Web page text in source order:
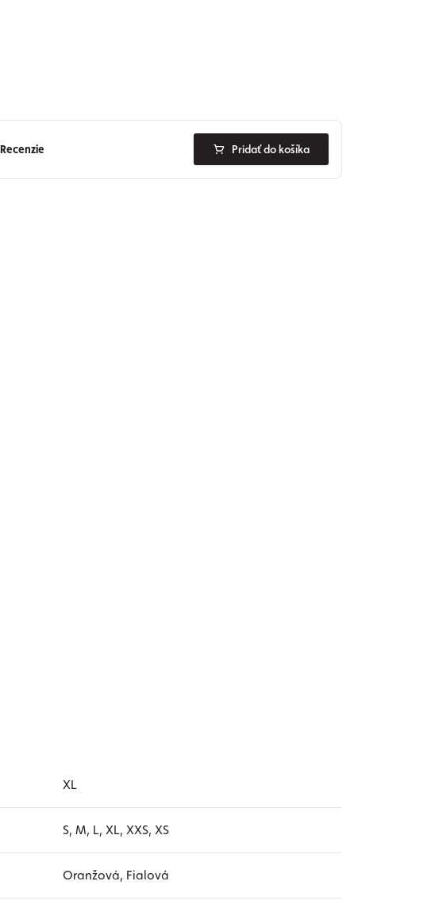
Recenzie Pridať do košíka
XL
S, M, L, XL, XXS, XS
Oranžová, Fialová